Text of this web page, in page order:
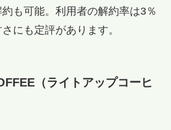
も可能。利用者の解約率は3％
にも定評があります。
（ライトアップコーヒ